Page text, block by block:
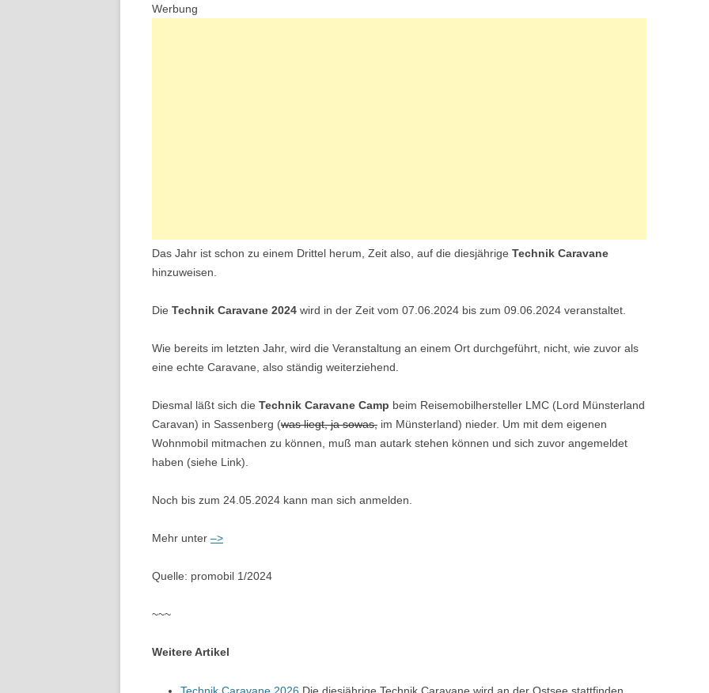
Werbung
Das Jahr ist schon zu einem Drittel herum, Zeit also, auf die diesjährige Technik Caravane
hinzuweisen.
Die Technik Caravane 2024 wird in der Zeit vom 07.06.2024 bis zum 09.06.2024 veranstaltet.
Wie bereits im letzten Jahr, wird die Veranstaltung an einem Ort durchgeführt, nicht, wie zuvor als
eine echte Caravane, also ständig weiterziehend.
Diesmal läßt sich die Technik Caravane Camp beim Reisemobilhersteller LMC (Lord Münsterland
Caravan) in Sassenberg (was liegt, ja sowas, im Münsterland) nieder. Um mit dem eigenen
Wohnmobil mitmachen zu können, muß man autark stehen können und sich zuvor angemeldet
haben (siehe Link).
Noch bis zum 24.05.2024 kann man sich anmelden.
Mehr unter –>
Quelle: promobil 1/2024
~~~
Weitere Artikel
Technik Caravane 2026 Die diesjährige Technik Caravane wird an der Ostsee stattfinden.